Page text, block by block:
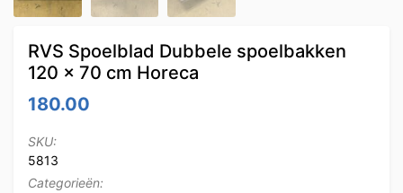
RVS Spoelblad Dubbele spoelbakken
120 x 70 cm Horeca
180.00
SKU:
5813
Categorieën: